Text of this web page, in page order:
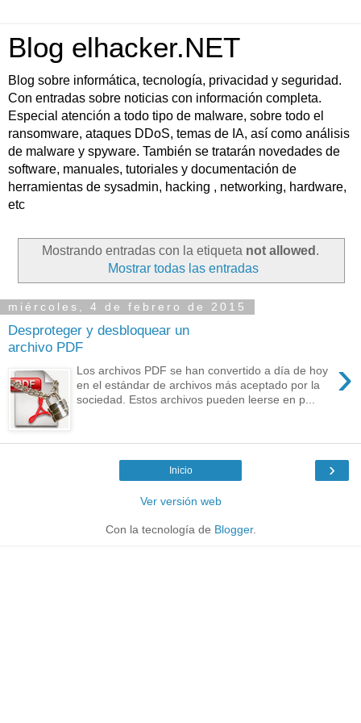
Blog elhacker.NET
Blog sobre informática, tecnología, privacidad y seguridad.
Con entradas sobre noticias con información completa.
Especial atención a todo tipo de malware, sobre todo el
ransomware, ataques DDoS, temas de IA, así como análisis
de malware y spyware. También se tratarán novedades de
software, manuales, tutoriales y documentación de
herramientas de sysadmin, hacking , networking, hardware,
etc
Mostrando entradas con la etiqueta not allowed .
Mostrar todas las entradas
miércoles, 4 de febrero de 2015
Desproteger y desbloquear un
archivo PDF
›
Los archivos PDF se han convertido a día de hoy
en el estándar de archivos más aceptado por la
sociedad. Estos archivos pueden leerse en p...
›
Inicio
Ver versión web
Con la tecnología de Blogger.